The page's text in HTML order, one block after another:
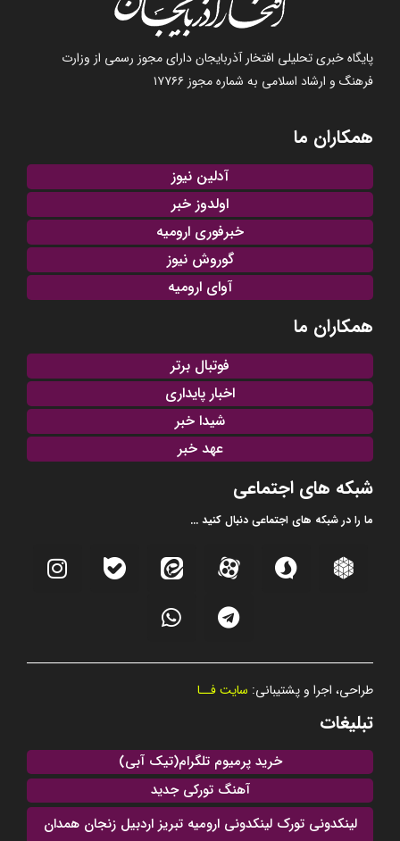
پایگاه خبری تحلیلی افتخار آذربایجان دارای مجوز رسمی از وزارت
فرهنگ و ارشاد اسلامی به شماره مجوز ۱۷۷۶۶
همکاران ما
آدلین نیوز
اولدوز خبر
خبرفوری ارومیه
گوروش نیوز
آوای ارومیه
همکاران ما
فوتبال برتر
اخبار پایداری
شیدا خبر
عهد خبر
شبکه های اجتماعی
ما را در شبکه های اجتماعی دنبال کنید ...
طراحی، اجرا و پشتیبانی: سایت فــا
تبلیغات
خرید پرمیوم تلگرام(تیک آبی)
آهنگ تورکی جدید
لینکدونی تورک لینکدونی ارومیه تبریز اردبیل زنجان همدان